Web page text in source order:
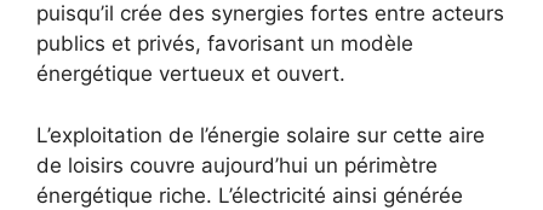
puisqu’il crée des synergies fortes entre acteurs
publics et privés, favorisant un modèle
énergétique vertueux et ouvert.
L’exploitation de l’énergie solaire sur cette aire
de loisirs couvre aujourd’hui un périmètre
énergétique riche. L’électricité ainsi générée